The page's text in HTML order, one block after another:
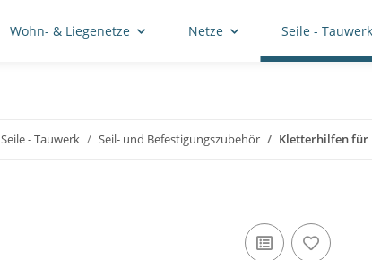
Wohn- & Liegenetze Netze Seile - Tauwerk
Seile - Tauwerk Seil- und Befestigungszubehör Kletterhilfen für